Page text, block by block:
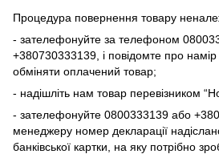
Процедура повернення товару
- зателефонуйте за телефоном
+380730333139, і повідомте про
обміняти оплачений товар;
- надішліть нам товар перевізником
- зателефонуйте 0800333139 або
менеджеру номер декларації
банківської картки, на яку потрібно